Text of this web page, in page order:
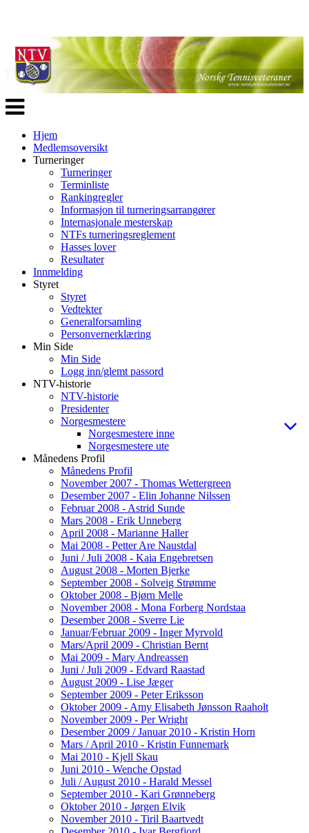
Veksle
navigasjon
Hjem
Medlemsoversikt
Turneringer
Turneringer
Terminliste
Rankingregler
Informasjon til turneringsarrangører
Internasjonale mesterskap
NTFs turneringsreglement
Hasses lover
Resultater
Innmelding
Styret
Styret
Vedtekter
Generalforsamling
Personvernerklæring
Min Side
Min Side
Logg inn/glemt passord
NTV-historie
NTV-historie
Presidenter
Norgesmestere
Norgesmestere inne
Norgesmestere ute
Månedens Profil
Månedens Profil
November 2007 - Thomas Wettergreen
Desember 2007 - Elin Johanne Nilssen
Februar 2008 - Astrid Sunde
Mars 2008 - Erik Unneberg
April 2008 - Marianne Haller
Mai 2008 - Petter Are Naustdal
Juni / Juli 2008 - Kaia Engebretsen
August 2008 - Morten Bjerke
September 2008 - Solveig Strømme
Oktober 2008 - Bjørn Melle
November 2008 - Mona Forberg Nordstaa
Desember 2008 - Sverre Lie
Januar/Februar 2009 - Inger Myrvold
Mars/April 2009 - Christian Bernt
Mai 2009 - Mary Andreassen
Juni / Juli 2009 - Edvard Raastad
August 2009 - Lise Jæger
September 2009 - Peter Eriksson
Oktober 2009 - Amy Elisabeth Jønsson Raaholt
November 2009 - Per Wright
Desember 2009 / Januar 2010 - Kristin Horn
Mars / April 2010 - Kristin Funnemark
Mai 2010 - Kjell Skau
Juni 2010 - Wenche Opstad
Juli / August 2010 - Harald Messel
September 2010 - Kari Grønneberg
Oktober 2010 - Jørgen Elvik
November 2010 - Tiril Baartvedt